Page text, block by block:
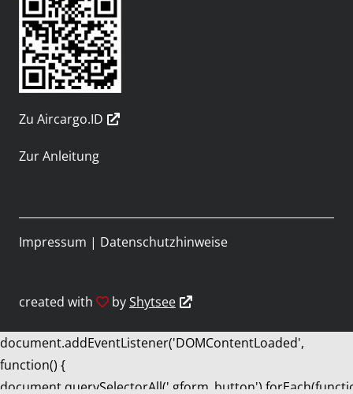
Zu Aircargo.ID
Zur Anleitung
created with byShytsee
Impressum | Datenschutzhinweise
document.addEventListener('DOMContentLoaded',
function() {